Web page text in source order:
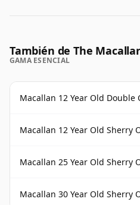
También de The
GAMA ESENCIAL
Macallan 12 Year Old Double
Macallan 12 Year Old Sherry
Macallan 25 Year Old Sherry
Macallan 30 Year Old Sherry